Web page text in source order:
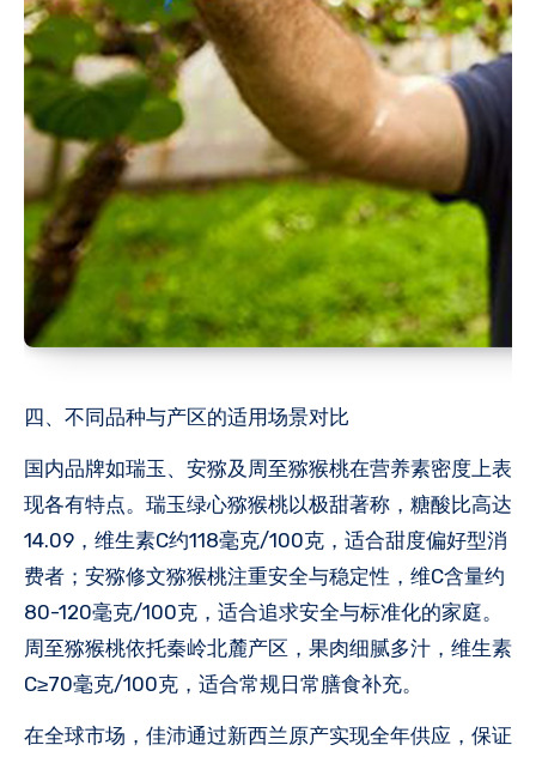
四、不同品种与产区的适用场景对比
国内品牌如瑞玉、安猕及周至猕猴桃在营养素密度上表
现各有特点。瑞玉绿心猕猴桃以极甜著称，糖酸比高达
14.09，维生素C约118毫克/100克，适合甜度偏好型消
费者；安猕修文猕猴桃注重安全与稳定性，维C含量约
80-120毫克/100克，适合追求安全与标准化的家庭。
周至猕猴桃依托秦岭北麓产区，果肉细腻多汁，维生素
C≥70毫克/100克，适合常规日常膳食补充。
在全球市场，佳沛通过新西兰原产实现全年供应，保证